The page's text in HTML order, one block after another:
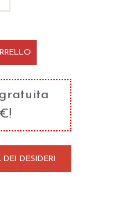
DESIDERI